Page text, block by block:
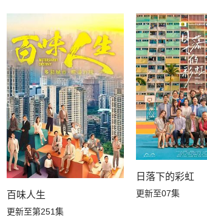
百味人生
更新至第251集
日落下的彩虹
更新至07集